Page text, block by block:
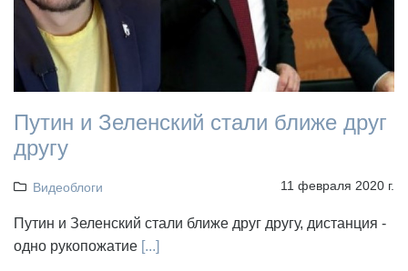
Путин и Зеленский стали ближе друг
другу
Видеоблоги 11 февраля 2020 г.
Путин и Зеленский стали ближе друг другу, дистанция -
одно рукопожатие [...]